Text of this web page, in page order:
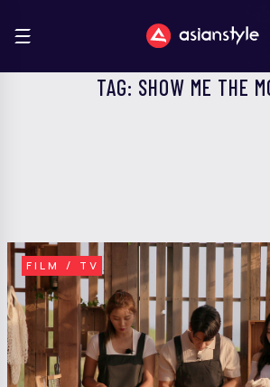
TAG: SHOW ME THE
FILM / TV